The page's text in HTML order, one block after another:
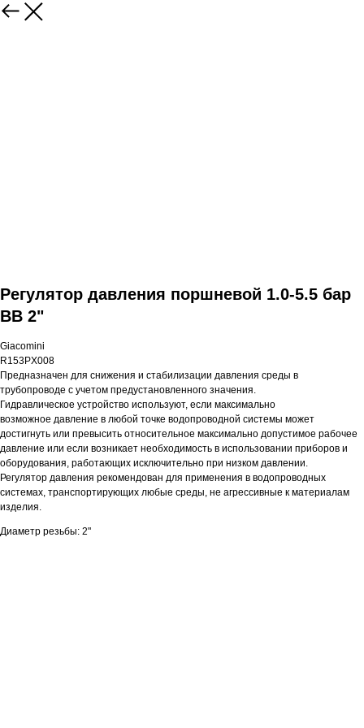
Регулятор давления поршневой 1.0-5.5 бар
ВВ 2"
Giacomini
R153PX008
Предназначен для снижения и стабилизации давления среды в
трубопроводе с учетом предустановленного значения.
Гидравлическое устройство используют, если максимально
возможное давление в любой точке водопроводной системы может
достигнуть или превысить относительное максимально допустимое рабочее
давление или если возникает необходимость в использовании приборов и
оборудования, работающих исключительно при низком давлении.
Регулятор давления рекомендован для применения в водопроводных
системах, транспортирующих любые среды, не агрессивные к материалам
изделия.
Диаметр резьбы: 2"